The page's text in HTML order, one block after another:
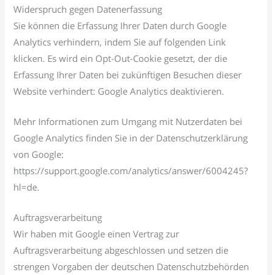
Widerspruch gegen Datenerfassung
Sie können die Erfassung Ihrer Daten durch Google
Analytics verhindern, indem Sie auf folgenden Link
klicken. Es wird ein Opt-Out-Cookie gesetzt, der die
Erfassung Ihrer Daten bei zukünftigen Besuchen dieser
Website verhindert: Google Analytics deaktivieren.
Mehr Informationen zum Umgang mit Nutzerdaten bei
Google Analytics finden Sie in der Datenschutzerklärung
von Google:
https://support.google.com/analytics/answer/6004245?
hl=de.
Auftragsverarbeitung
Wir haben mit Google einen Vertrag zur
Auftragsverarbeitung abgeschlossen und setzen die
strengen Vorgaben der deutschen Datenschutzbehörden